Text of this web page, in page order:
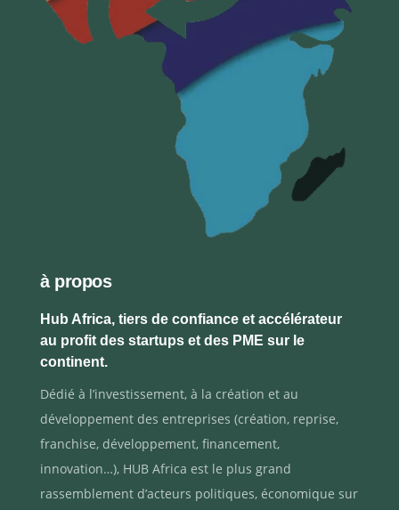
à propos
Hub Africa, tiers de confiance et accélérateur
au profit des startups et des PME sur le
continent.
Dédié à l’investissement, à la création et au
développement des entreprises (création, reprise,
franchise, développement, financement,
innovation…), HUB Africa est le plus grand
rassemblement d’acteurs politiques, économique sur